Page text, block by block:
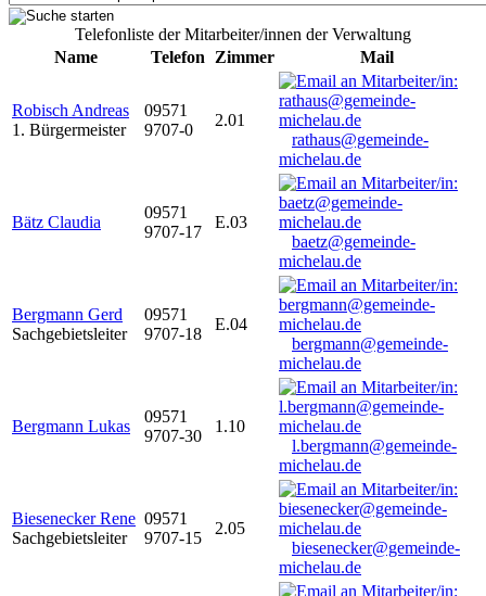
Telefonliste der Mitarbeiter/innen der Verwaltung
Name
Telefon Zimmer Mail
Robisch Andreas
1. Bürgermeister
09571
9707-0
2.01
rathaus@gemeinde-
michelau.de
Bätz Claudia
09571
9707-17
E.03
baetz@gemeinde-
michelau.de
Bergmann Gerd
Sachgebietsleiter
09571
9707-18
E.04
bergmann@gemeinde-
michelau.de
Bergmann Lukas
09571
9707-30
1.10
l.bergmann@gemeinde-
michelau.de
Biesenecker Rene
Sachgebietsleiter
09571
9707-15
2.05
biesenecker@gemeinde-
michelau.de